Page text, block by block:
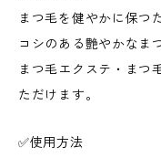
まつ毛を健やかに保つ
コシのある艶やかなま
まつ毛エクステ・まつ
ただけます。
✅使用方法